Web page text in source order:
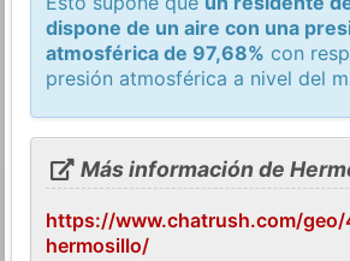
dispone de un aire con una
atmosférica de 97,68% con
presión atmosférica a nivel del
Más información de
https://www.chatrush.com/
hermosillo/